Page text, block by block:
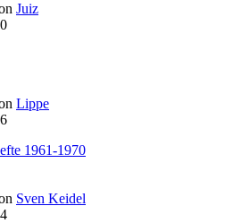
Juiz
Lippe
1961-1970
Sven Keidel